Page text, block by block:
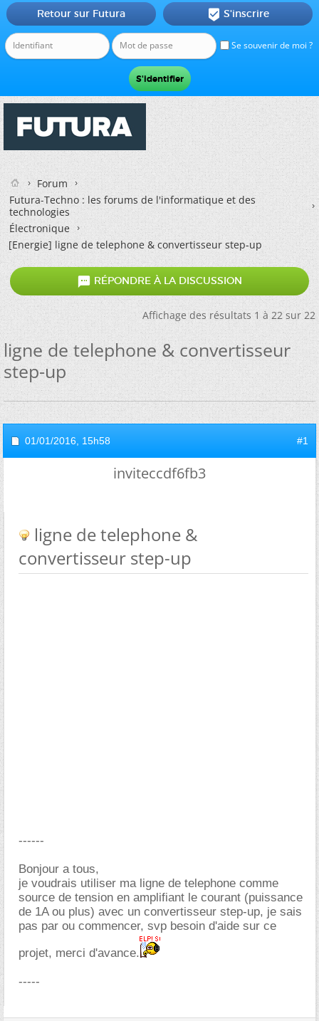
Se souvenir de moi ?
Retour sur Futura  S'inscrire
Forum
Futura-Techno : les forums de l'informatique et des
technologies
Électronique
[Energie] ligne de telephone & convertisseur step-up
 RÉPONDRE À LA DISCUSSION
Affichage des résultats 1 à 22 sur 22
ligne de telephone & convertisseur
step-up
01/01/2016, 15h58 #1
inviteccdf6fb3
ligne de telephone &
convertisseur step-up
------
Bonjour a tous,
je voudrais utiliser ma ligne de telephone comme
source de tension en amplifiant le courant (puissance
de 1A ou plus) avec un convertisseur step-up, je sais
pas par ou commencer, svp besoin d'aide sur ce
projet, merci d'avance.
-----